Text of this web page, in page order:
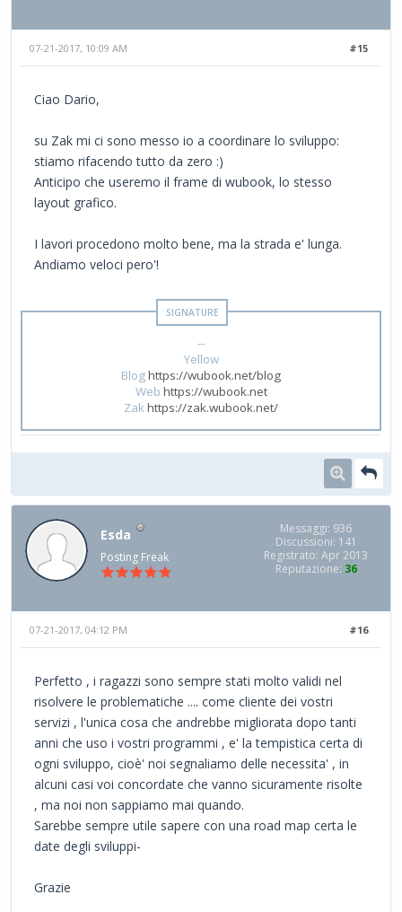
#15
07-21-2017, 10:09 AM
Ciao Dario,
su Zak mi ci sono messo io a coordinare lo sviluppo:
stiamo rifacendo tutto da zero :)
Anticipo che useremo il frame di wubook, lo stesso
layout grafico.
I lavori procedono molto bene, ma la strada e' lunga.
Andiamo veloci pero'!
--
Yellow
Bloghttps://wubook.net/blog
Web https://wubook.net
Zakhttps://zak.wubook.net/
Esda
Posting Freak
Messaggi: 936
Discussioni: 141
Registrato: Apr 2013
Reputazione: 36
#16
07-21-2017, 04:12 PM
Perfetto , i ragazzi sono sempre stati molto validi nel
risolvere le problematiche .... come cliente dei vostri
servizi , l'unica cosa che andrebbe migliorata dopo tanti
anni che uso i vostri programmi , e' la tempistica certa di
ogni sviluppo, cioè' noi segnaliamo delle necessita' , in
alcuni casi voi concordate che vanno sicuramente risolte
, ma noi non sappiamo mai quando.
Sarebbe sempre utile sapere con una road map certa le
date degli sviluppi-
Grazie